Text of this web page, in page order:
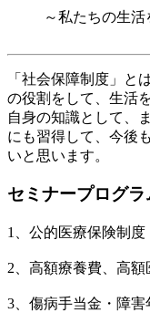
～私たちの生
「社会保障制度」と
の役割をして、生活
自身の知識として、
にも習得して、今後
いと思います。
セミナープログラ
1、公的医療保険制度
2、高額療養費、高
3、傷病手当金・障害